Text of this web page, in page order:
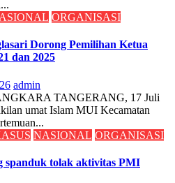
ORGANISASI
Dorong Pemilihan Ketua
dan 2025
admin
TANGERANG, 17 Juli
umat Islam MUI Kecamatan
NASIONAL ORGANISASI
spanduk tolak aktivitas PMI